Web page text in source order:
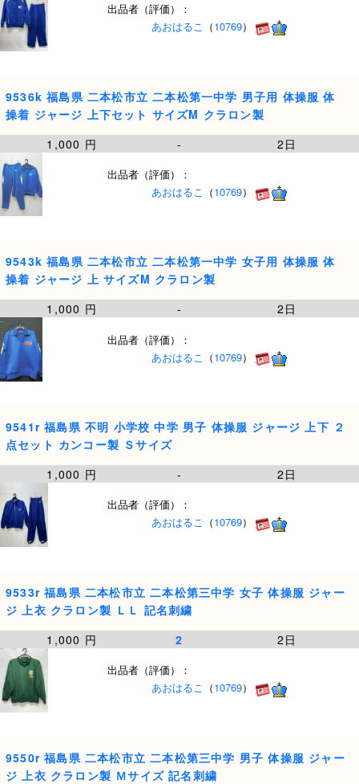
出品者（評価）：
あおはるこ （10769）
9536k 福島県 二本松市立 二本松第一中学 男子用 体操服 体
操着 ジャージ 上下セット サイズM クラロン製
1,000 円
- 2日
出品者（評価）：
あおはるこ （10769）
9543k 福島県 二本松市立 二本松第一中学 女子用 体操服 体
操着 ジャージ 上 サイズM クラロン製
1,000 円
- 2日
出品者（評価）：
あおはるこ （10769）
9541r 福島県 不明 小学校 中学 男子 体操服 ジャージ 上下 ２
点セット カンコー製 Ｓサイズ
1,000 円
- 2日
出品者（評価）：
あおはるこ （10769）
9533r 福島県 二本松市立 二本松第三中学 女子 体操服 ジャー
ジ 上衣 クラロン製 ＬＬ 記名刺繍
1,000 円
2 2日
出品者（評価）：
あおはるこ （10769）
9550r 福島県 二本松市立 二本松第三中学 男子 体操服 ジャー
ジ 上衣 クラロン製 Ｍサイズ 記名刺繍